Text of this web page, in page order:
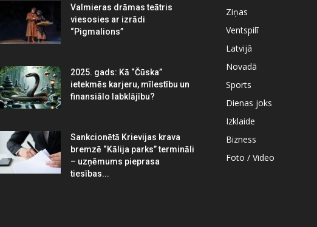
Valmieras drāmas teātris
viesosies ar izrādi
“Pigmalions”
2025. gads: Kā “Čūska”
ietekmēs karjeru, mīlestību un
finansiālo labklājību?
Sankcionētā Krievijas krava
bremzē “Kālija parks” termināli
– uzņēmums pieprasa
tiesības...
Ziņas
Ventspilī
Latvijā
Novadā
Sports
Dienas joks
Izklaide
Bizness
Foto / Video